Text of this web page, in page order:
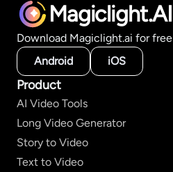
Magiclight.AI
Download Magiclight.ai for free
Android
iOS
Product
AI Video Tools
Long Video Generator
Story to Video
Text to Video